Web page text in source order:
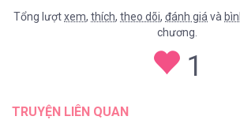
Người Chồng Độc Ác [...] –
Tổng lượtxem, thích, theo dõi, đánh giá và
chương.
1
TRUYỆN LIÊN QUAN